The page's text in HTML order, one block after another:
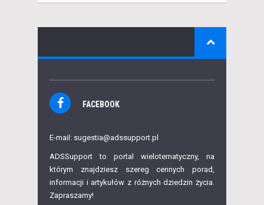
FACEBOOK
E-mail: sugestia@adssupport.pl
ADSSupport to portal wielotematyczny, na
którym znajdziesz szereg cennych porad,
informacji i artykułów z różnych dziedzin życia.
Zapraszamy!